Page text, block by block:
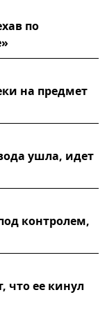
по
на предмет
ушла, идет
контролем,
что ее кинул